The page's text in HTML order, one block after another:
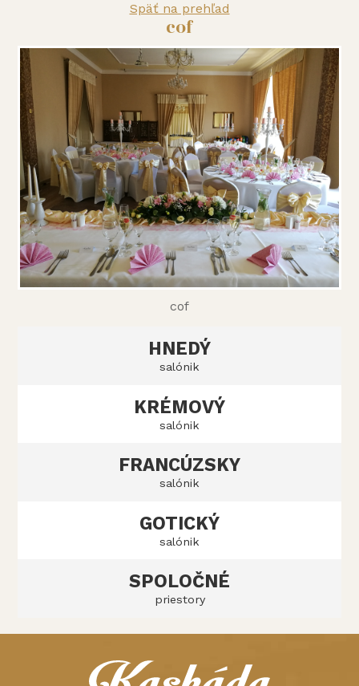
Späť na prehľad
cof
cof
HNEDÝ
salónik
KRÉMOVÝ
salónik
FRANCÚZSKY
salónik
GOTICKÝ
salónik
SPOLOČNÉ
priestory